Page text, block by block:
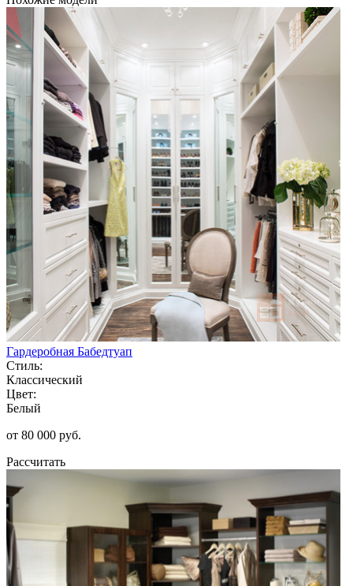
Гардеробная Бабедтуап
Стиль:
Классический
Цвет:
Белый
от 80 000 руб.
Рассчитать